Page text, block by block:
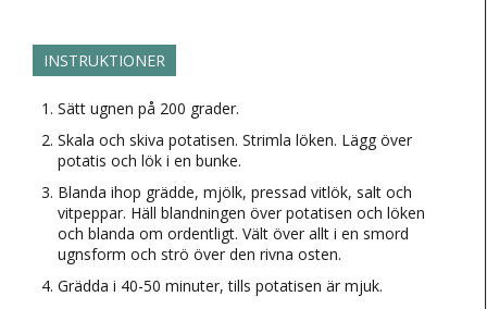
INSTRUKTIONER
Sätt ugnen på 200 grader.
Skala och skiva potatisen. Strimla löken. Lägg över
potatis och lök i en bunke.
Blanda ihop grädde, mjölk, pressad vitlök, salt och
vitpeppar. Häll blandningen över potatisen och löken
och blanda om ordentligt. Vält över allt i en smord
ugnsform och strö över den rivna osten.
Grädda i 40-50 minuter, tills potatisen är mjuk.